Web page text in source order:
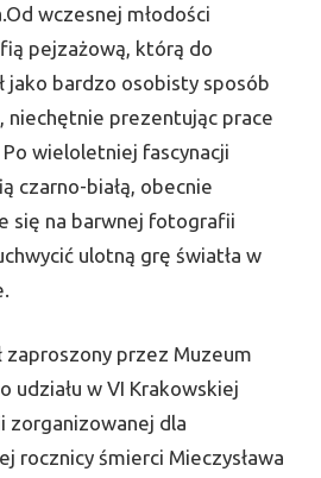
wczesnej młodości
pejzażową, którą do
jako bardzo osobisty sposób
niechętnie prezentując prace
wieloletniej fascynacji
czarno-białą, obecnie
się na barwnej fotografii
ulotną grę światła w
zaproszony przez Muzeum
udziału w VI Krakowskiej
zorganizowanej dla
rocznicy śmierci Mieczysława